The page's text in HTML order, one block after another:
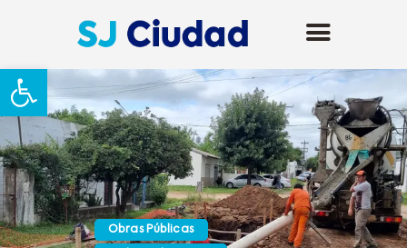
Abrir barra de herramientas
Obras Públicas